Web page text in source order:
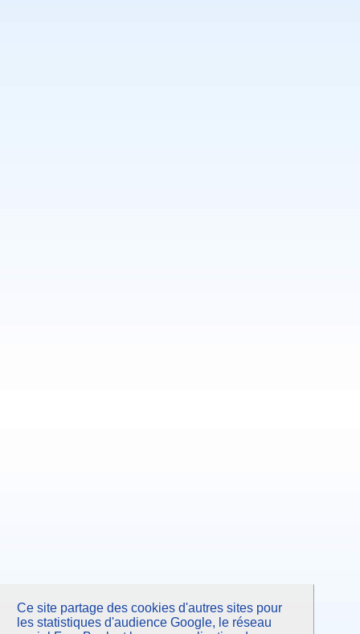
Ce site partage des cookies d'autres sites pour
les statistiques d'audience Google, le réseau